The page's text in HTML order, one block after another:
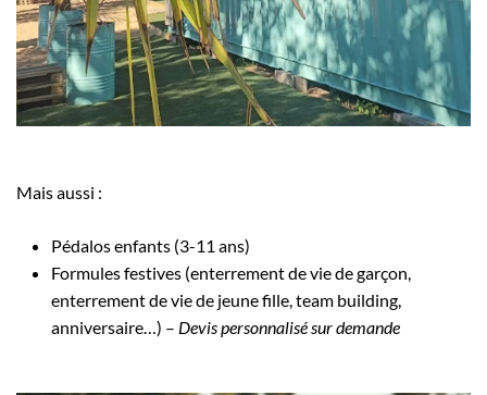
Mais aussi :
Pédalos enfants (3-11 ans)
Formules festives (enterrement de vie de garçon,
enterrement de vie de jeune fille, team building,
anniversaire…) – Devis personnalisé sur demande